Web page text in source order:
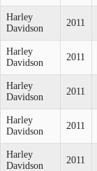
Harley
Davidson
2011
Harley
Davidson
2011
Harley
Davidson
2011
Harley
Davidson
2011
Harley
Davidson
2011